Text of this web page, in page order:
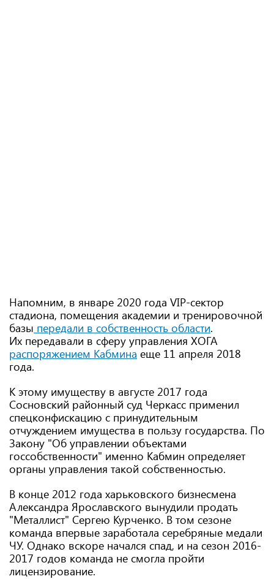
Напомним, в январе 2020 года VIP-сектор
стадиона, помещения академии и тренировочной
базы передали в собственность области.
Их передавали в сферу управления ХОГА
распоряжением Кабмина еще 11 апреля 2018
года.
К этому имуществу в августе 2017 года
Сосновский районный суд Черкасс применил
спецконфискацию с принудительным
отчуждением имущества в пользу государства. По
Закону "Об управлении объектами
госсобственности" именно Кабмин определяет
органы управления такой собственностью.
В конце 2012 года харьковского бизнесмена
Александра Ярославского вынудили продать
"Металлист" Сергею Курченко. В том сезоне
команда впервые заработала серебряные медали
ЧУ. Однако вскоре начался спад, и на сезон 2016-
2017 годов команда не смогла пройти
лицензирование.